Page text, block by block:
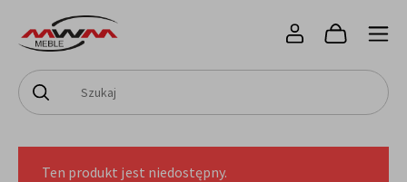
Ten produkt jest niedostępny.